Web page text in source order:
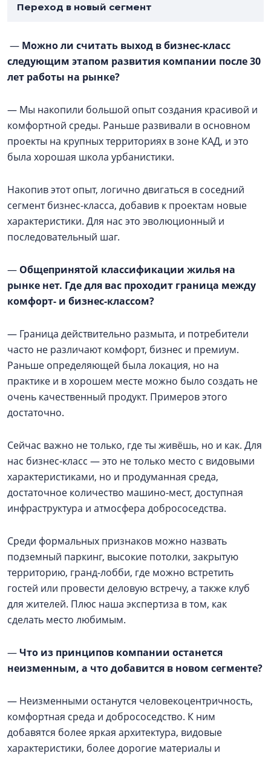
Переход в новый сегмент
— Можно ли считать выход в бизнес-класс
следующим этапом развития компании после 30
лет работы на рынке?
— Мы накопили большой опыт создания красивой и
комфортной среды. Раньше развивали в основном
проекты на крупных территориях в зоне КАД, и это
была хорошая школа урбанистики.
Накопив этот опыт, логично двигаться в соседний
сегмент бизнес-класса, добавив к проектам новые
характеристики. Для нас это эволюционный и
последовательный шаг.
— Общепринятой классификации жилья на
рынке нет. Где для вас проходит граница между
комфорт- и бизнес-классом?
— Граница действительно размыта, и потребители
часто не различают комфорт, бизнес и премиум.
Раньше определяющей была локация, но на
практике и в хорошем месте можно было создать не
очень качественный продукт. Примеров этого
достаточно.
Сейчас важно не только, где ты живёшь, но и как. Для
нас бизнес-класс — это не только место с видовыми
характеристиками, но и продуманная среда,
достаточное количество машино-мест, доступная
инфраструктура и атмосфера добрососедства.
Среди формальных признаков можно назвать
подземный паркинг, высокие потолки, закрытую
территорию, гранд-лобби, где можно встретить
гостей или провести деловую встречу, а также клуб
для жителей. Плюс наша экспертиза в том, как
сделать место любимым.
—Что из принципов компании останется
неизменным, а что добавится в новом сегменте?
— Неизменными останутся человекоцентричность,
комфортная среда и добрососедство. К ним
добавятся более яркая архитектура, видовые
характеристики, более дорогие материалы и